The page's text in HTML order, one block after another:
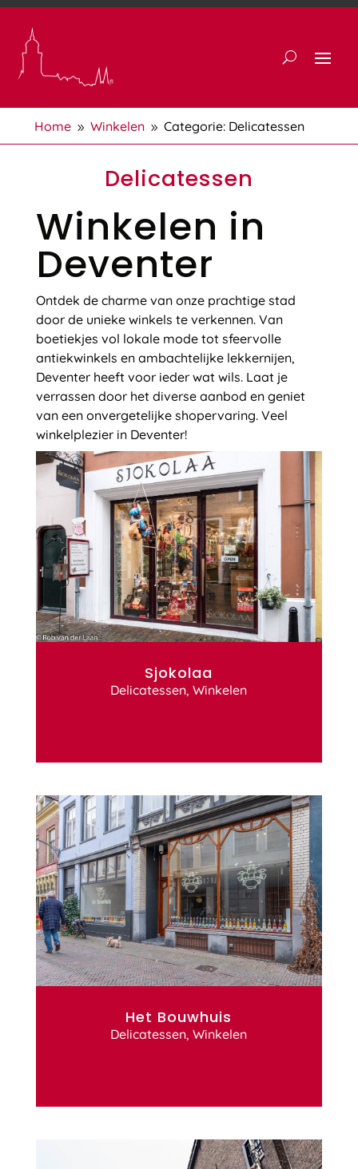
Home 9 Winkelen 9 Categorie: Delicatessen
Delicatessen
Winkelen in
Deventer
Ontdek de charme van onze prachtige stad
door de unieke winkels te verkennen. Van
boetiekjes vol lokale mode tot sfeervolle
antiekwinkels en ambachtelijke lekkernijen,
Deventer heeft voor ieder wat wils. Laat je
verrassen door het diverse aanbod en geniet
van een onvergetelijke shopervaring. Veel
winkelplezier in Deventer!
Sjokolaa
Delicatessen,Winkelen
Het Bouwhuis
Delicatessen,Winkelen